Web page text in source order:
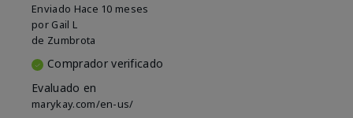
Enviado Hace 10 meses
por Gail L
de Zumbrota
Comprador verificado
Evaluado en
marykay.com/en-us/